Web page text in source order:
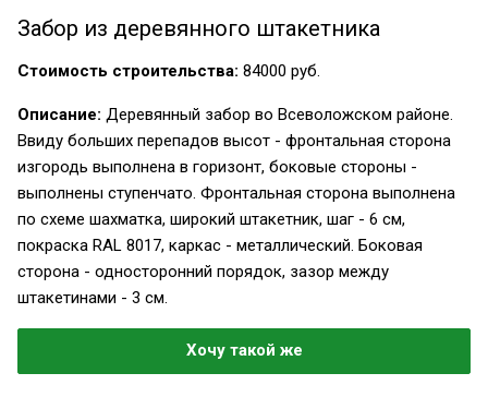
Забор из деревянного штакетника
Стоимость строительства: 84000 руб.
Описание: Деревянный забор во Всеволожском районе.
Ввиду больших перепадов высот - фронтальная сторона
изгородь выполнена в горизонт, боковые стороны -
выполнены ступенчато. Фронтальная сторона выполнена
по схеме шахматка, широкий штакетник, шаг - 6 см,
покраска RAL 8017, каркас - металлический. Боковая
сторона - односторонний порядок, зазор между
штакетинами - 3 см.
Хочу такой же